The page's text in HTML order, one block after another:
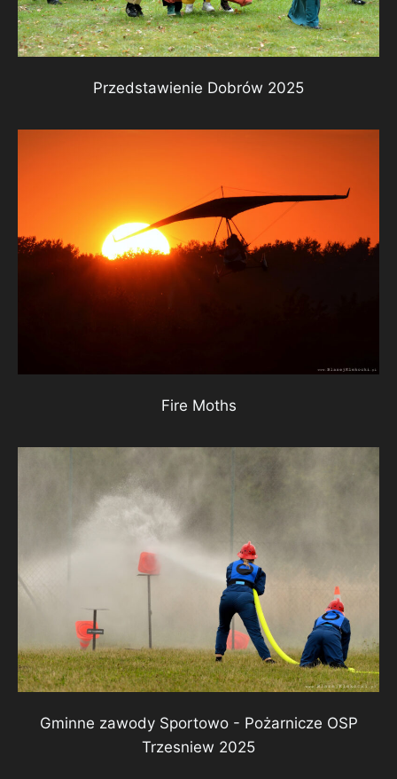
Przedstawienie Dobrów 2025
Fire Moths
Gminne zawody Sportowo - Pożarnicze OSP
Trzesniew 2025